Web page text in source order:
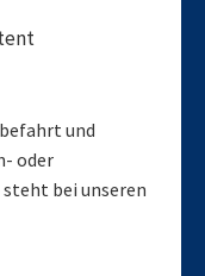
und
oder
bei unseren